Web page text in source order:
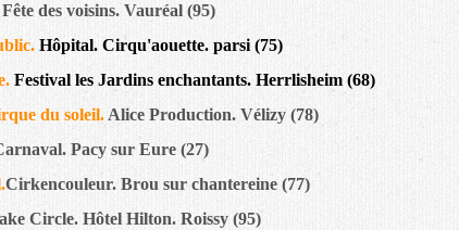
Fête des voisins. Vauréal (95)
Hôpital. Cirqu'aouette. parsi (75)
Festival les Jardins enchantants. Herrlisheim (68)
du soleil. Alice Production. Vélizy (78)
Pacy sur Eure (27)
Cirkencouleur. Brou sur chantereine (77)
Circle. Hôtel Hilton. Roissy (95)